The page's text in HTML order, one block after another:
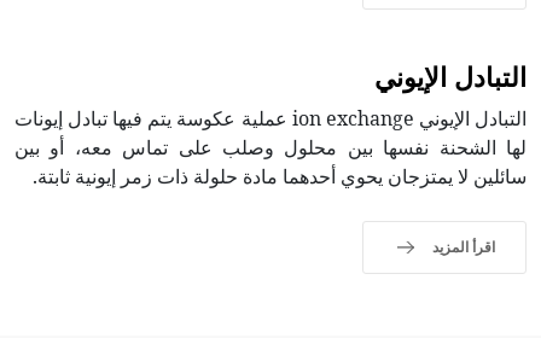
التبادل الإيوني
التبادل الإيوني ion exchange عملية عكوسة يتم فيها تبادل إيونات
لها الشحنة نفسها بين محلول وصلب على تماس معه، أو بين
سائلين لا يمتزجان يحوي أحدهما مادة حلولة ذات زمر إيونية ثابتة.
اقرأ المزيد